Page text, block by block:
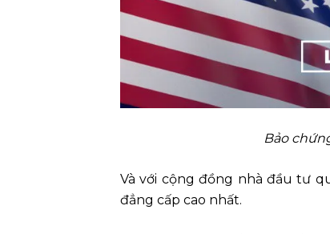
Bảo
Và với cộng đồng nhà đầu tư
đẳng cấp cao nhất.